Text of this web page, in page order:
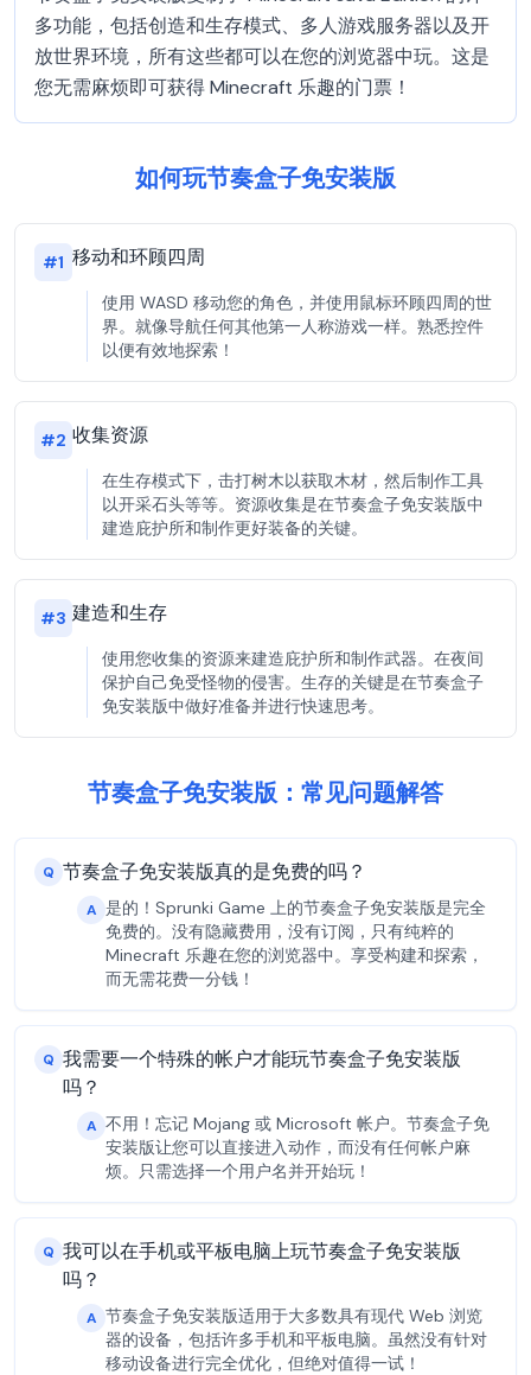
多功能，包括创造和生存模式、多人游戏服务器以及开
放世界环境，所有这些都可以在您的浏览器中玩。这是
您无需麻烦即可获得 Minecraft 乐趣的门票！
如何玩节奏盒子免安装版
#1 移动和环顾四周
使用 WASD 移动您的角色，并使用鼠标环顾四周的世
界。就像导航任何其他第一人称游戏一样。熟悉控件
以便有效地探索！
#2 收集资源
在生存模式下，击打树木以获取木材，然后制作工具
以开采石头等等。资源收集是在节奏盒子免安装版中
建造庇护所和制作更好装备的关键。
#3 建造和生存
使用您收集的资源来建造庇护所和制作武器。在夜间
保护自己免受怪物的侵害。生存的关键是在节奏盒子
免安装版中做好准备并进行快速思考。
节奏盒子免安装版：常见问题解答
Q 节奏盒子免安装版真的是免费的吗？
A 是的！Sprunki Game 上的节奏盒子免安装版是完全
免费的。没有隐藏费用，没有订阅，只有纯粹的
Minecraft 乐趣在您的浏览器中。享受构建和探索，
而无需花费一分钱！
Q 我需要一个特殊的帐户才能玩节奏盒子免安装版
吗？
A 不用！忘记 Mojang 或 Microsoft 帐户。节奏盒子免
安装版让您可以直接进入动作，而没有任何帐户麻
烦。只需选择一个用户名并开始玩！
Q 我可以在手机或平板电脑上玩节奏盒子免安装版
吗？
A 节奏盒子免安装版适用于大多数具有现代 Web 浏览
器的设备，包括许多手机和平板电脑。虽然没有针对
移动设备进行完全优化，但绝对值得一试！